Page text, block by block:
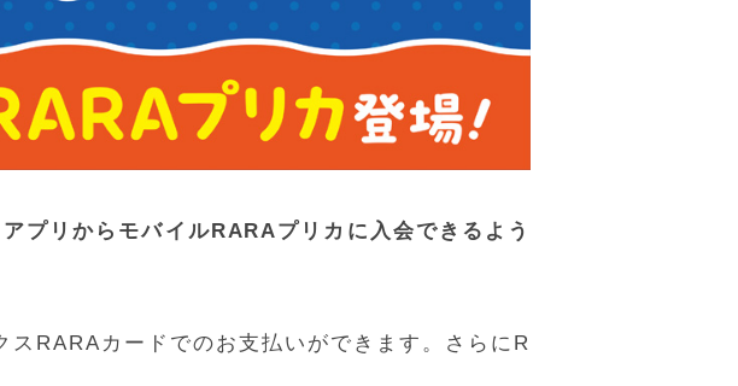
プリからモバイルRARAプリカに入会できるよう
RARAカードでのお支払いができます。さらにR